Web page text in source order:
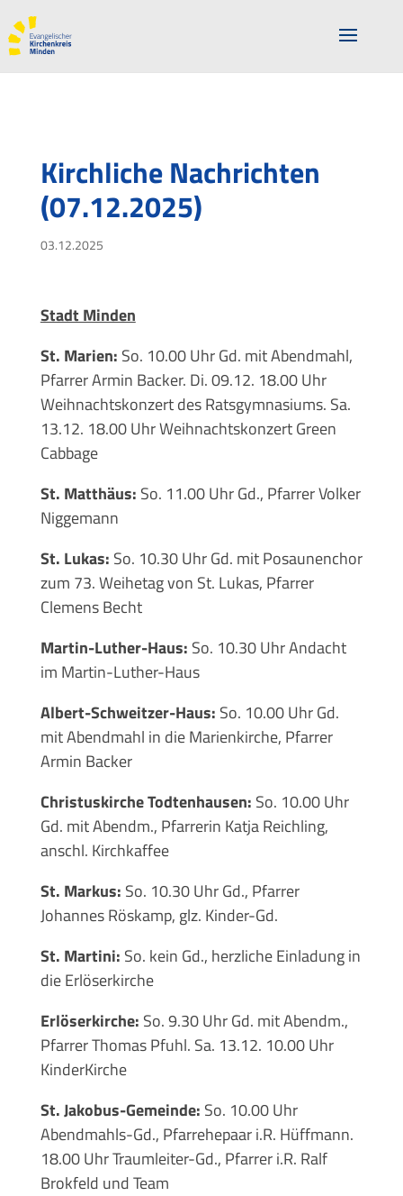
Kirchliche Nachrichten
(07.12.2025)
03.12.2025
Stadt Minden
St. Marien: So. 10.00 Uhr Gd. mit Abendmahl,
Pfarrer Armin Backer. Di. 09.12. 18.00 Uhr
Weihnachtskonzert des Ratsgymnasiums. Sa.
13.12. 18.00 Uhr Weihnachtskonzert Green
Cabbage
St. Matthäus: So. 11.00 Uhr Gd., Pfarrer Volker
Niggemann
St. Lukas: So. 10.30 Uhr Gd. mit Posaunenchor
zum 73. Weihetag von St. Lukas, Pfarrer
Clemens Becht
Martin-Luther-Haus: So. 10.30 Uhr Andacht
im Martin-Luther-Haus
Albert-Schweitzer-Haus: So. 10.00 Uhr Gd.
mit Abendmahl in die Marienkirche, Pfarrer
Armin Backer
Christuskirche Todtenhausen: So. 10.00 Uhr
Gd. mit Abendm., Pfarrerin Katja Reichling,
anschl. Kirchkaffee
St. Markus: So. 10.30 Uhr Gd., Pfarrer
Johannes Röskamp, glz. Kinder-Gd.
St. Martini: So. kein Gd., herzliche Einladung in
die Erlöserkirche
Erlöserkirche: So. 9.30 Uhr Gd. mit Abendm.,
Pfarrer Thomas Pfuhl. Sa. 13.12. 10.00 Uhr
KinderKirche
St. Jakobus-Gemeinde: So. 10.00 Uhr
Abendmahls-Gd., Pfarrehepaar i.R. Hüffmann.
18.00 Uhr Traumleiter-Gd., Pfarrer i.R. Ralf
Brokfeld und Team